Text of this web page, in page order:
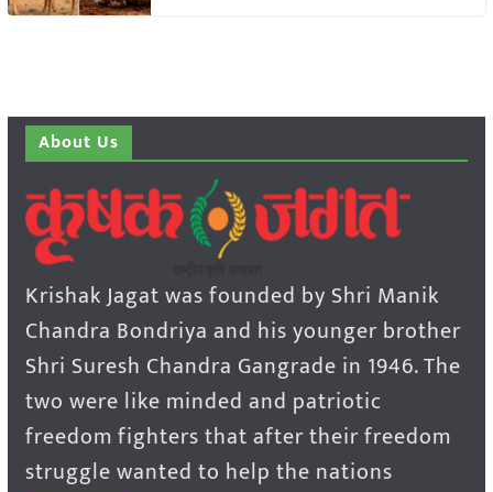
About Us
Krishak Jagat was founded by Shri Manik
Chandra Bondriya and his younger brother
Shri Suresh Chandra Gangrade in 1946. The
two were like minded and patriotic
freedom fighters that after their freedom
struggle wanted to help the nations